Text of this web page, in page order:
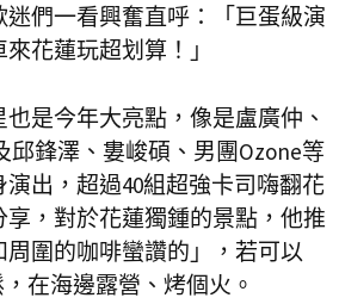
們一看興奮直呼：「巨蛋級演
花蓮玩超划算！」
是今年大亮點，像是盧廣仲、
邱鋒澤、婁峻碩、男團Ozone等
出，超過40組超強卡司嗨翻花
，對於花蓮獨鍾的景點，他推
圍的咖啡蠻讚的」，若可以
在海邊露營、烤個火。